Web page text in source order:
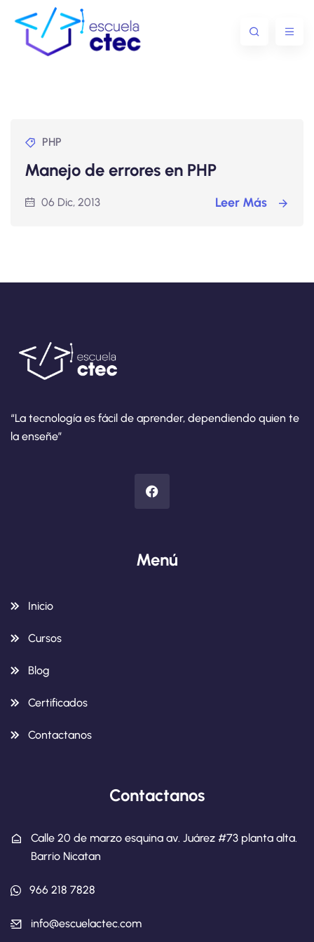
PHP
Manejo de errores en PHP
06 Dic, 2013 Leer Más
“La tecnología es fácil de aprender, dependiendo quien te
la enseñe”
Menú
Inicio
Cursos
Blog
Certificados
Contactanos
Contactanos
Calle 20 de marzo esquina av. Juárez #73 planta alta.
Barrio Nicatan
966 218 7828
info@escuelactec.com